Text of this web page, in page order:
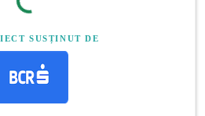
SUSȚINUT DE